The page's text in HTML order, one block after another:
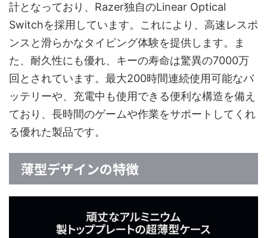
計となっており、Razer独自のLinear Optical
Switchを採用しています。これにより、高速レスポ
ンスと滑らかなタイピング体験を提供します。ま
た、耐久性にも優れ、キーの寿命は驚異の7000万
回とされています。最大200時間連続使用可能なバ
ッテリーや、充電中も使用できる便利な構造を備え
ており、長時間のゲームや作業をサポートしてくれ
る優れた製品です。
薄型デザインの特徴